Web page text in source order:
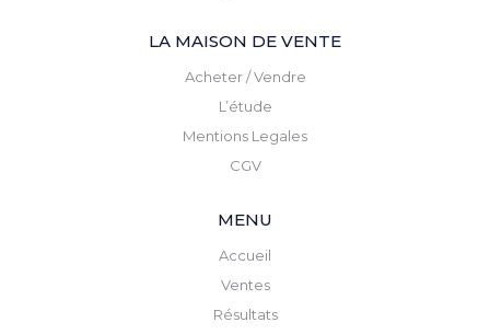
LA MAISON DE VENTE
Acheter / Vendre
L’étude
Mentions Legales
CGV
MENU
Accueil
Ventes
Résultats